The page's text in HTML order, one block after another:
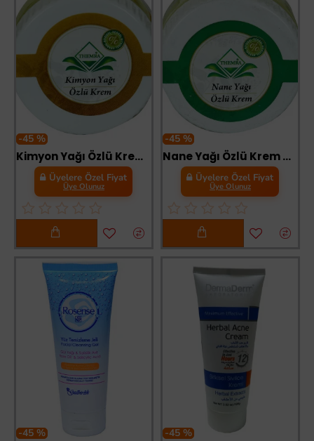
-45 %
Kimyon Yağı Özlü Krem 50 cc
Üyelere Özel Fiyat
Üye Olunuz
-45 %
Nane Yağı Özlü Krem 50 cc
Üyelere Özel Fiyat
Üye Olunuz
-45 % -45 %